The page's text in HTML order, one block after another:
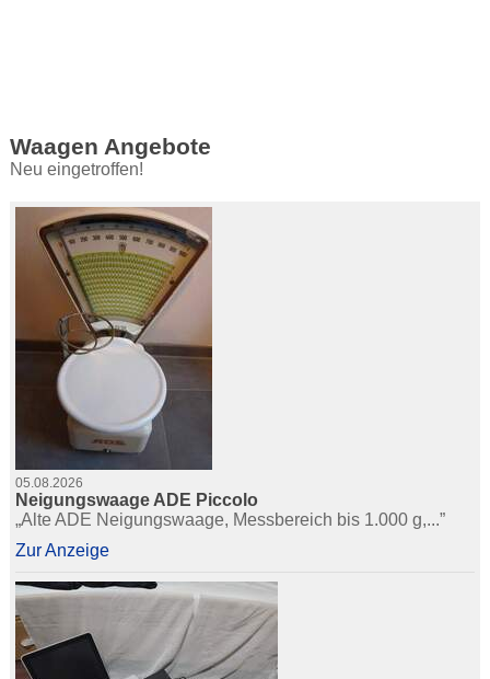
Waagen Angebote
Neu eingetroffen!
05.08.2026
Neigungswaage ADE Piccolo
„Alte ADE Neigungswaage, Messbereich bis 1.000 g,...”
Zur Anzeige